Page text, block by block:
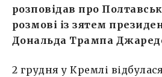
розповідав про
розмові із зятем
Дональда Трампа
2 грудня у Кремлі відбулася